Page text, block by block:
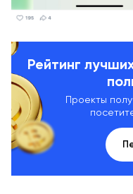
Рейтинг
Проекты